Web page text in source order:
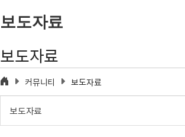
보도자료
보도자료
커뮤니티 보도자료
보도자료